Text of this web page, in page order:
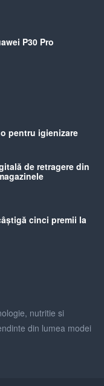
P30 Pro
pentru igienizare
de retragere din
cinci premii la
nutritie si
din lumea modei